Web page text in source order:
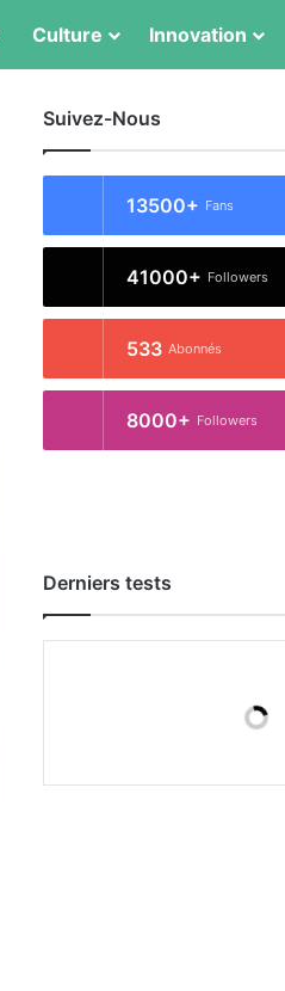
Culture Innovation
Suivez-Nous
13500+ Fans
41000+ Followers
533 Abonnés
8000+ Followers
Derniers tests